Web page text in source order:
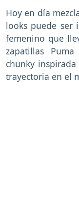
Hoy en día
looks puede ser
femenino que
zapatillas
chunky
trayectoria en el